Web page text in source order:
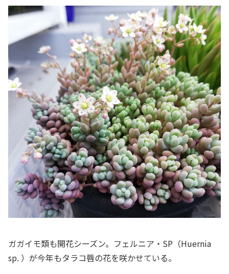
ガガイモ類も開花シーズン。フェルニア・SP（Huernia
sp. ）が今年もタラコ唇の花を咲かせている。